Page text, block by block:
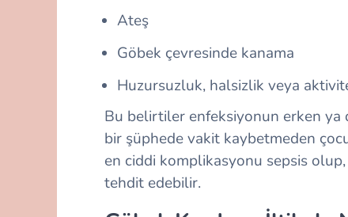
Ateş
Göbek çevresinde kanama
Huzursuzluk, halsizlik veya
Bu belirtiler enfeksiyonun erken
bir şüphede vakit kaybetmeden
en ciddi komplikasyonu sepsis
tehdit edebilir.